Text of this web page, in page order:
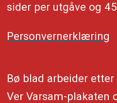
sider per utgåve og
Personvernerklæring
Bø blad arbeider
Ver Varsam-plakaten